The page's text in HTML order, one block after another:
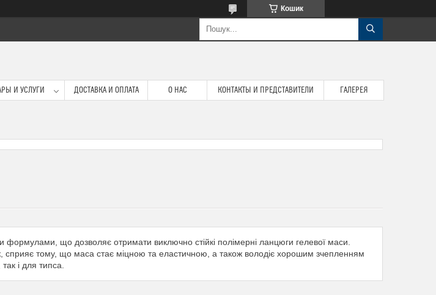
Кошик
И УСЛУГИ ДОСТАВКА И ОПЛАТА О НАС КОНТАКТЫ И ПРЕДСТАВИТЕЛИ ГАЛЕРЕЯ
формулами, що дозволяє отримати виключно стійкі полімерні ланцюги гелевої маси.
сприяє тому, що маса стає міцною та еластичною, а також володіє хорошим зчепленням
і для типса.